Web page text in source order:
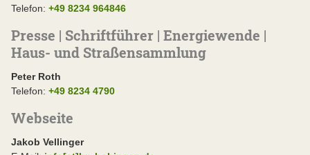
Telefon: +49 8234 964846
Presse | Schriftführer | Energiewende |
Haus- und Straßensammlung
Peter Roth
Telefon: +49 8234 4790
Webseite
Jakob Vellinger